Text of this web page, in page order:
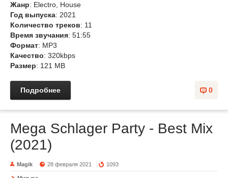
Жанр: Electro, House
Год выпуска: 2021
Количество треков: 11
Время звучания: 51:55
Формат: MP3
Качество: 320kbps
Размер: 121 MB
0
Подробнее
Mega Schlager Party - Best Mix
(2021)
Magik 28 февраля 2021 1093